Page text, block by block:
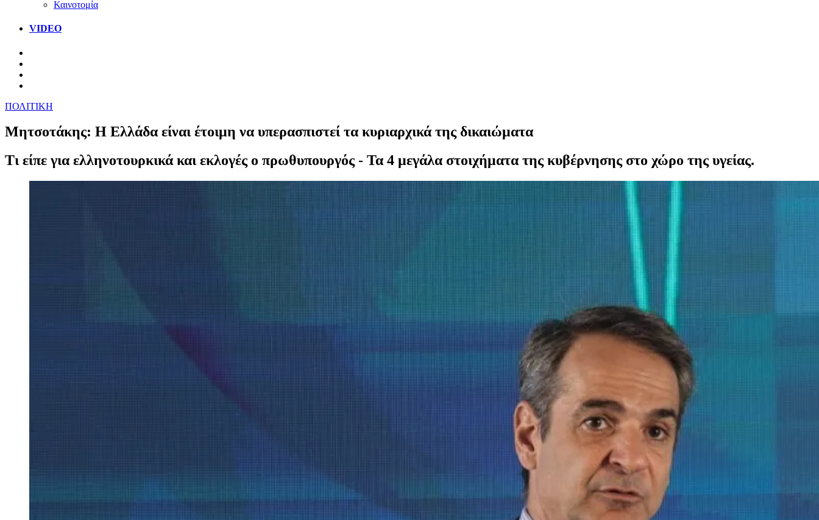
Καινοτομία
VIDEO
ΠΟΛΙΤΙΚΗ
Μητσοτάκης: Η Ελλάδα είναι έτοιμη να υπερασπιστεί τα κυριαρχικά της δικαιώματα
Τι είπε για ελληνοτουρκικά και εκλογές ο πρωθυπουργός - Τα 4 μεγάλα στοιχήματα της κυβέρνησης στο χώρο της υγείας.